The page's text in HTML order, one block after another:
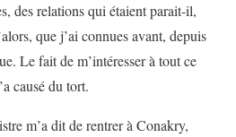
des relations qui étaient parait-il,
que j’ai connues avant, depuis
Le fait de m’intéresser à tout ce
causé du tort.
m’a dit de rentrer à Conakry,